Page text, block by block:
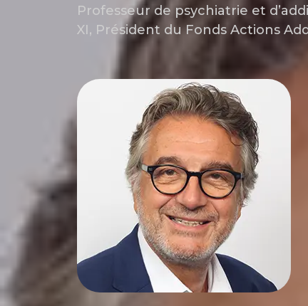
Professeur de psychiatrie et
XI, Président du Fonds Actions